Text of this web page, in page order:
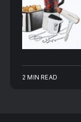
2 MIN READ